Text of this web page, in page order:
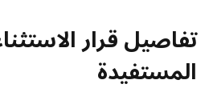
تفاصيل قرار
المستفيدة